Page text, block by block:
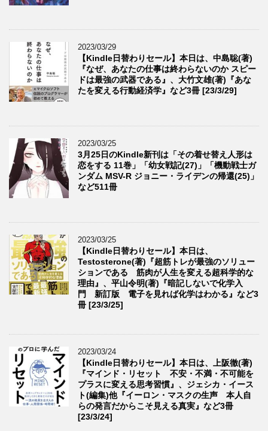
2023/03/29
【Kindle日替わりセール】本日は、中島聡(著)
『なぜ、あなたの仕事は終わらないのか スピー
ドは最強の武器である』、大竹文雄(著)『あな
たを変える行動経済学』など3冊 [23/3/29]
2023/03/25
3月25日のKindle新刊は「その着せ替え人形は
恋をする 11巻」「幼女戦記(27)」「機動戦士ガ
ンダム MSV-R ジョニー・ライデンの帰還(25)」
など511冊
2023/03/25
【Kindle日替わりセール】本日は、
Testosterone(著)『超筋トレが最強のソリュー
ションである 筋肉が人生を変える超科学的な
理由』、平山令明(著)『暗記しないで化学入
門 新訂版 電子を見れば化学はわかる』など3
冊 [23/3/25]
2023/03/24
【Kindle日替わりセール】本日は、上阪徹(著)
『マインド・リセット 不安・不満・不可能を
プラスに変える思考習慣』、ジェシカ・イース
ト(編集)他『イーロン・マスクの生声 本人自
らの発言だからこそ見える真実』など3冊
[23/3/24]